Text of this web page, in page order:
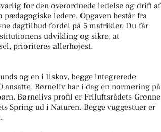
for den overordnede ledelse og drift af
ledere. Opgaven består fra
dagtilbud fordel på 5 matrikler. Du får
udvikling og sikre, at
prioriteres allerhøjest.
og en i Ilskov, begge integrerede
ansatte. Børneliv har i dag en normering på
Børnelivs profil er Friluftsrådets Grønne
Spring ud i Naturen. Begge vuggestuer er